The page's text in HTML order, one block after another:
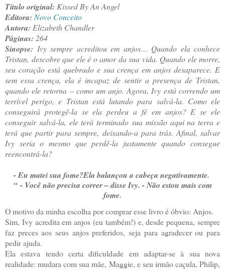
Título original: Kissed By An Angel
Editora: Novo Conceito
Autora: Elizabeth Chandler
Páginas: 264
Sinopse: Ivy sempre acreditou em anjos… Quando ela conhece
Tristan, descobre que ele é o amor da sua vida. Quando ele morre,
seu coração está quebrado e sua crença em anjos desaparece. E
sem essa crença, ela é incapaz de sentir a presença de Tristan,
quando ele retorna – como um anjo. Agora, Ivy está correndo um
terrível perigo, e Tristan está lutando para salvá-la. Como ele
conseguirá protegê-la se ela perdeu a fé em anjos? E se ele
conseguir salvá-la, ele terá terminado sua missão aqui na terra e
terá que partir para sempre, deixando-a para trás. Afinal, salvar
Ivy seria o mesmo que perdê-la justamente quando consegue
reencontrá-la?
- Eu matei sua fome?Ela balançou a cabeça negativamente.
“ - Você não precisa correr – disse Ivy. - Não estou mais com
fome.
O motivo da minha escolha por comprar esse livro é óbvio: Anjos.
Sim, Ivy acredita em anjos (eu também!) e, desde pequena, sempre
faz preces aos seus anjos preferidos, seja para agradecer ou para
pedir ajuda.
Ela estava tendo certa dificuldade em adaptar-se à sua nova
realidade: mudara com sua mãe, Maggie, e seu irmão caçula, Philip,